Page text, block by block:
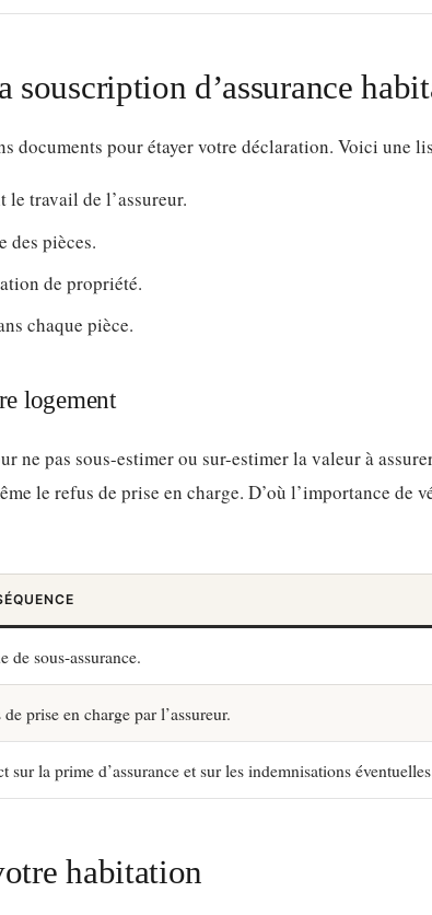
d’assurance
documents pour étayer votre déclaration. Voici une
travail de l’assureur.
des pièces.
de propriété.
chaque pièce.
logement
ne pas sous-estimer ou sur-estimer la valeur à
le refus de prise en charge. D’où l’importance de
de sous-assurance.
prise en charge par l’assureur.
sur la prime d’assurance et sur les indemnisations
habitation